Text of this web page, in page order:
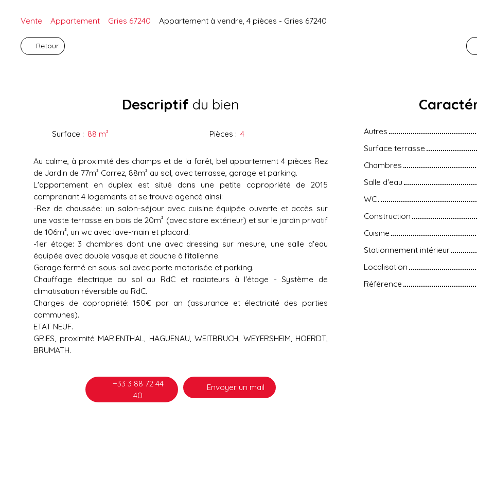
Vente Appartement Gries 67240 Appartement à vendre, 4 pièces - Gries 67240
Retour
Descriptif du bien
Surface : 88 m² Pièces : 4
Au calme, à proximité des champs et de la forêt, bel appartement 4 pièces Rez
de Jardin de 77m² Carrez, 88m² au sol, avec terrasse, garage et parking.
L'appartement en duplex est situé dans une petite copropriété de 2015
comprenant 4 logements et se trouve agencé ainsi:
-Rez de chaussée: un salon-séjour avec cuisine équipée ouverte et accès sur
une vaste terrasse en bois de 20m² (avec store extérieur) et sur le jardin privatif
de 106m², un wc avec lave-main et placard.
-1er étage: 3 chambres dont une avec dressing sur mesure, une salle d'eau
équipée avec double vasque et douche à l'italienne.
Garage fermé en sous-sol avec porte motorisée et parking.
Chauffage électrique au sol au RdC et radiateurs à l'étage - Système de
climatisation réversible au RdC.
Charges de copropriété: 150€ par an (assurance et électricité des parties
communes).
ETAT NEUF.
GRIES, proximité MARIENTHAL, HAGUENAU, WEITBRUCH, WEYERSHEIM, HOERDT,
BRUMATH.
+33 3 88 72 44
40
Envoyer un mail
Autres
Surface terrasse
Chambres
Salle d'eau
WC
Construction
Cuisine
Stationnement intérieur
Localisation
Référence